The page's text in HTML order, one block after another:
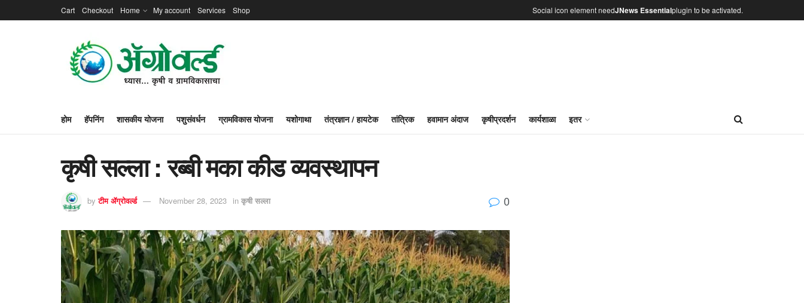
Cart Checkout Home My account Services Shop Social icon element needJNews Essentialplugin to be activated.
होम हॅपनिंग शासकीय योजना पशुसंवर्धन ग्रामविकास योजना यशोगाथा तंत्रज्ञान / हायटेक तांत्रिक हवामान अंदाज कृषीप्रदर्शन कार्यशाळा इतर
कृषी सल्ला : रब्बी मका कीड व्यवस्थापन
by टीम ॲग्रोवर्ल्ड November 28, 2023 in कृषी सल्ला 0